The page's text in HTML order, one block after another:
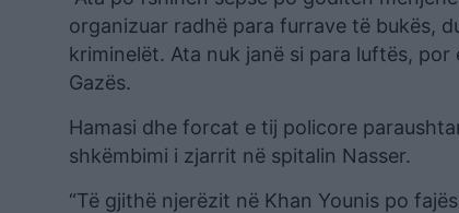
organizuar radhë para furrave të bukës,
kriminelët. Ata nuk janë si para luftës,
Gazës.
Hamasi dhe forcat e tij policore
shkëmbimi i zjarrit në spitalin Nasser.
“Të gjithë njerëzit në Khan Younis po